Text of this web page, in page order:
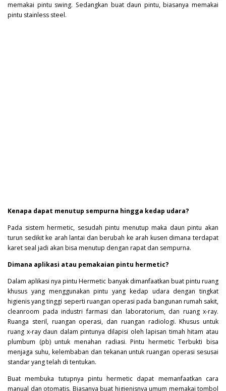
memakai pintu swing. Sedangkan buat daun pintu, biasanya memakai
pintu stainless steel.
Kenapa dapat menutup sempurna hingga kedap udara?
Pada sistem hermetic, sesudah pintu menutup maka daun pintu akan
turun sedikit ke arah lantai dan berubah ke arah kusen dimana terdapat
karet seal jadi akan bisa menutup dengan rapat dan sempurna.
Dimana aplikasi atau pemakaian pintu hermetic?
Dalam aplikasi nya pintuHermetic banyak dimanfaatkan buat pintu ruang
khusus yang menggunakan pintu yang kedap udara dengan tingkat
higienis yang tinggi seperti ruangan operasi pada bangunan rumah sakit,
cleanroom pada industri farmasi dan laboratorium, dan ruang x-ray.
Ruanga steril, ruangan operasi, dan ruangan radiologi. Khusus untuk
ruang x-ray daun dalam pintunya dilapisi oleh lapisan timah hitam atau
plumbum (pb) untuk menahan radiasi. Pintu hermetic Terbukti bisa
menjaga suhu, kelembaban dan tekanan untuk ruangan operasi sesusai
standar yang telah di tentukan.
Buat membuka tutupnya pintu hermetic dapat memanfaatkan cara
manual dan otomatis. Biasanya buat higienisnya umum memakai tombol